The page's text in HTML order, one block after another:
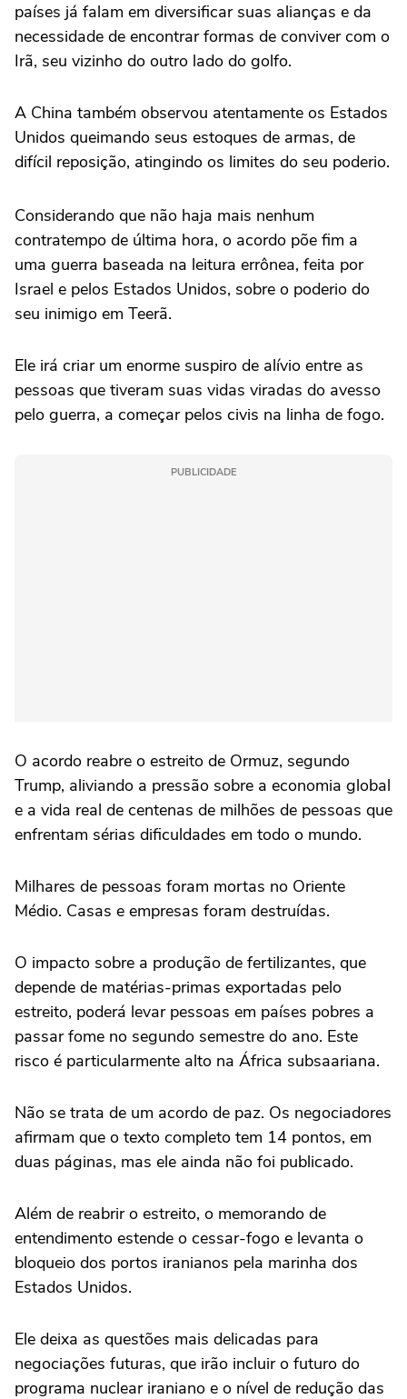
países já falam em diversificar suas alianças e da
necessidade de encontrar formas de conviver com o
Irã, seu vizinho do outro lado do golfo.
A China também observou atentamente os Estados
Unidos queimando seus estoques de armas, de
difícil reposição, atingindo os limites do seu poderio.
Considerando que não haja mais nenhum
contratempo de última hora, o acordo põe fim a
uma guerra baseada na leitura errônea, feita por
Israel e pelos Estados Unidos, sobre o poderio do
seu inimigo em Teerã.
Ele irá criar um enorme suspiro de alívio entre as
pessoas que tiveram suas vidas viradas do avesso
pelo guerra, a começar pelos civis na linha de fogo.
PUBLICIDADE
O acordo reabre o estreito de Ormuz, segundo
Trump, aliviando a pressão sobre a economia global
e a vida real de centenas de milhões de pessoas que
enfrentam sérias dificuldades em todo o mundo.
Milhares de pessoas foram mortas no Oriente
Médio. Casas e empresas foram destruídas.
O impacto sobre a produção de fertilizantes, que
depende de matérias-primas exportadas pelo
estreito, poderá levar pessoas em países pobres a
passar fome no segundo semestre do ano. Este
risco é particularmente alto na África subsaariana.
Não se trata de um acordo de paz. Os negociadores
afirmam que o texto completo tem 14 pontos, em
duas páginas, mas ele ainda não foi publicado.
Além de reabrir o estreito, o memorando de
entendimento estende o cessar-fogo e levanta o
bloqueio dos portos iranianos pela marinha dos
Estados Unidos.
Ele deixa as questões mais delicadas para
negociações futuras, que irão incluir o futuro do
programa nuclear iraniano e o nível de redução das